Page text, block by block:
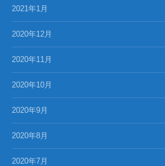
2021年1月
2020年12月
2020年11月
2020年10月
2020年9月
2020年8月
2020年7月